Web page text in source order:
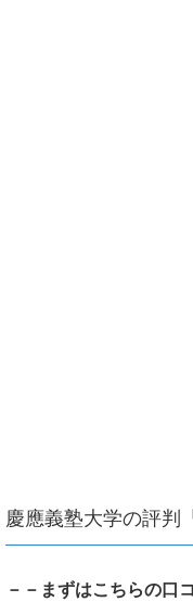
慶應義塾大学の評判
－－まずはこちらの口